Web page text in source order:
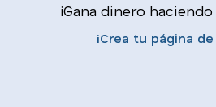
¡Gana dinero
¡Crea tu página